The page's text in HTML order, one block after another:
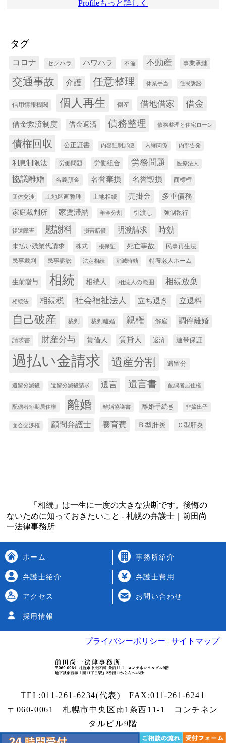
Profileもっと詳しく
タグ
コロナ セクハラ パワハラ 不倫 不動産 事業承継
交通事故 介護 任意整理 休業手当 住民訴訟
信用情報機関 個人再生 倒産 借地借家 借金
借金救済制度 借金返済 債務整理 債務整理と住宅ローン
債権回収 公正証書 内容証明郵便 内縁関係 内部告発
利息制限法 労働問題 労働組合 労務問題 医療法人
協議離婚 名義預金 名誉棄損 名誉毀損 商標権
団体交渉 土地区画整理 土地相続 売掛金 多重債務
家庭裁判所 家賃滞納 年金分割 引渡し 強制執行
後遺障害 慰謝料 損害賠償 明渡請求 時効
未払い残業代請求 株式 根保証 死亡事故 民事再生法
民事裁判 民事訴訟 法定相続 消滅時効 特養老人ホーム
生前贈与 相続 相続人 相続人の範囲 相続放棄
相続法 相続税 社会福祉法人 立ち退き 立退料
自己破産 裁判 裁判離婚 親権 解雇 調停離婚
請求書 財産分与 賃借人 賃貸人 返済 連帯保証
過払い金請求 遺産分割 遺留分
遺留分減殺 遺留分減殺請求 遺言 遺言書 配偶者居住権
配偶者短期居住権 離婚 離婚協議書 離婚手続き 非嫡出子
面会交渉権 顧問弁護士 養育費 Ｂ型肝炎 Ｃ型肝炎
「相続」は一生に一度の大きな決断です。後悔の
ないために知っておきたいこと - 札幌の弁護士｜前田尚
一法律事務所
ホーム 事務所紹介
弁護士紹介 弁護士費用
アクセス お問い合わせ
採用情報
プライバシーポリシー | サイトマップ
TEL:011-261-6234(代表) FAX:011-261-6241
〒060-0061 札幌市中央区南1条西11-1
コンチネン
タルビル9階